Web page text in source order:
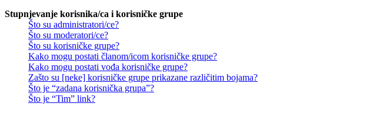
Stupnjevanje korisnika/ca i korisničke grupe
Što su administratori/ce?
Što su moderatori/ce?
Što su korisničke grupe?
Kako mogu postati članom/icom korisničke grupe?
Kako mogu postati vođa korisničke grupe?
Zašto su [neke] korisničke grupe prikazane različitim bojama?
Što je “zadana korisnička grupa”?
Što je “Tim” link?